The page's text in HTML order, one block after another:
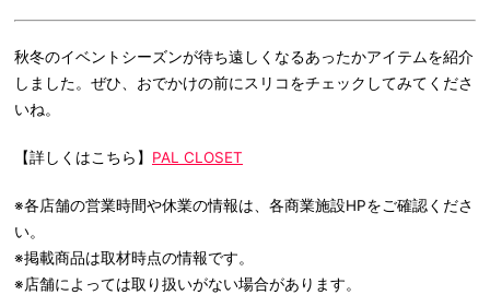
秋冬のイベントシーズンが待ち遠しくなるあったかアイテムを紹介
しました。ぜひ、おでかけの前にスリコをチェックしてみてくださ
いね。
【詳しくはこちら】 PAL CLOSET
※各店舗の営業時間や休業の情報は、各商業施設HPをご確認くださ
い。
※掲載商品は取材時点の情報です。
※店舗によっては取り扱いがない場合があります。